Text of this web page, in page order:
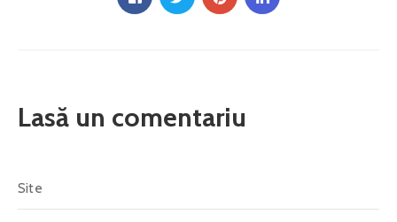
Lasă un comentariu